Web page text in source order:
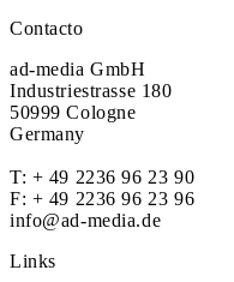
Contacto
ad-media GmbH
Industriestrasse 180
50999 Cologne
Germany
T: + 49 2236 96 23 90
F: + 49 2236 96 23 96
info@ad-media.de
Links